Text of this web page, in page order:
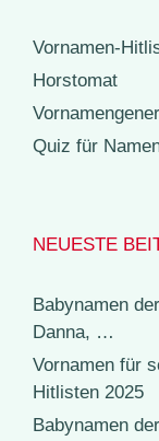
Vornamen-
Horstomat
Quiz für
NEUESTE
Babynamen
Danna, …
Vornamen für
Hitlisten 2025
Babynamen